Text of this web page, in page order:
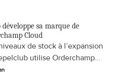
activité de vente en gros
sa marque de
Cloud
de stock à l’expansion
utilise Orderchamp
les commandes en gros